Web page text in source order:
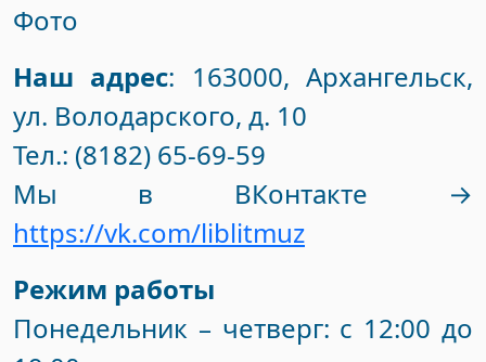
Фото
Наш адрес: 163000, Архангельск,
ул. Володарского, д. 10
Тел.: (8182) 65-69-59
Мы в ВКонтакте →
https://vk.com/liblitmuz
Режим работы
Понедельник – четверг: с 12:00 до